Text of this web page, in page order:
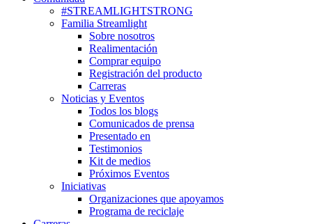
#STREAMLIGHTSTRONG
Familia Streamlight
Sobre nosotros
Realimentación
Comprar equipo
Registración del producto
Carreras
Noticias y Eventos
Todos los blogs
Comunicados de prensa
Presentado en
Testimonios
Kit de medios
Próximos Eventos
Iniciativas
Organizaciones que apoyamos
Programa de reciclaje